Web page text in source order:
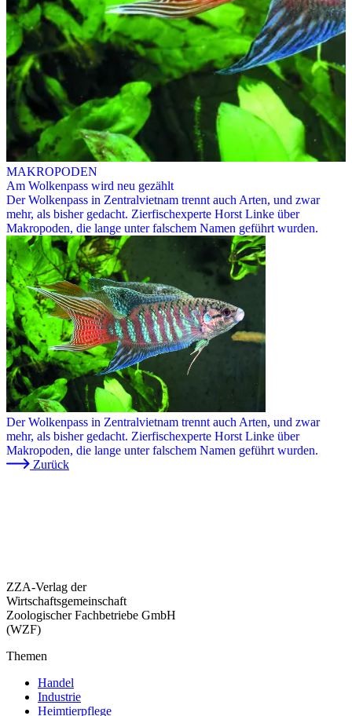
MAKROPODEN
Am Wolkenpass wird neu gezählt
Der Wolkenpass in Zentralvietnam trennt auch Arten, und zwar
mehr, als bisher gedacht. Zierfischexperte Horst Linke über
Makropoden, die lange unter falschem Namen geführt wurden.
Der Wolkenpass in Zentralvietnam trennt auch Arten, und zwar
mehr, als bisher gedacht. Zierfischexperte Horst Linke über
Makropoden, die lange unter falschem Namen geführt wurden.
Zurück
ZZA-Verlag der
Wirtschaftsgemeinschaft
Zoologischer Fachbetriebe GmbH
(WZF)
Themen
Handel
Industrie
Heimtierpflege